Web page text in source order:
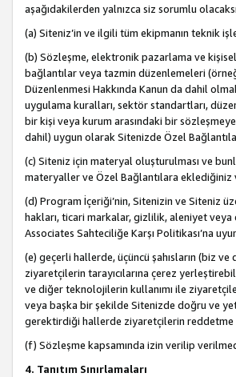
aşağıdakilerden yalnızca siz sorumlu
(a) Siteniz’in ve ilgili tüm ekipmanın teknik
(b) Sözleşme, elektronik pazarlama ve
bağlantılar veya tazmin düzenlemeleri
Düzenlenmesi Hakkında Kanun da dahil
uygulama kuralları, sektör standartları,
bir kişi veya kurum arasındaki bir
dahil) uygun olarak Sitenizde Özel
(c) Siteniz için materyal oluşturulması ve
materyaller ve Özel Bağlantılara eklediğiniz
(d) Program İçeriği’nin, Sitenizin ve Siteniz
hakları, ticari markalar, gizlilik, aleniyet
Associates Sahteciliğe Karşı Politikası’na
(e) geçerli hallerde, üçüncü şahısların (biz
ziyaretçilerin tarayıcılarına çerez
ve diğer teknolojilerin kullanımı ile
veya başka bir şekilde Sitenizde doğru ve
gerektirdiği hallerde ziyaretçilerin reddetme
(f) Sözleşme kapsamında izin verilip
4. Tanıtım Sınırlamaları